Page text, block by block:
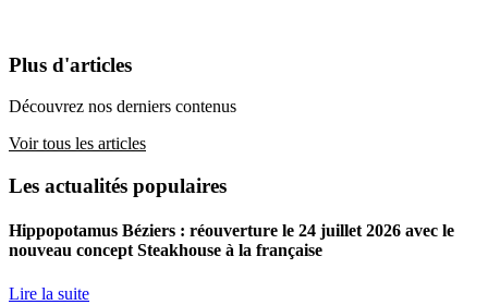
Plus d'articles
Découvrez nos derniers contenus
Voir tous les articles
Les actualités populaires
Hippopotamus Béziers : réouverture le 24 juillet 2026 avec le
nouveau concept Steakhouse à la française
Lire la suite